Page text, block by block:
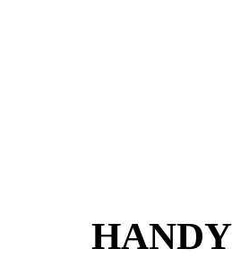
HANDY